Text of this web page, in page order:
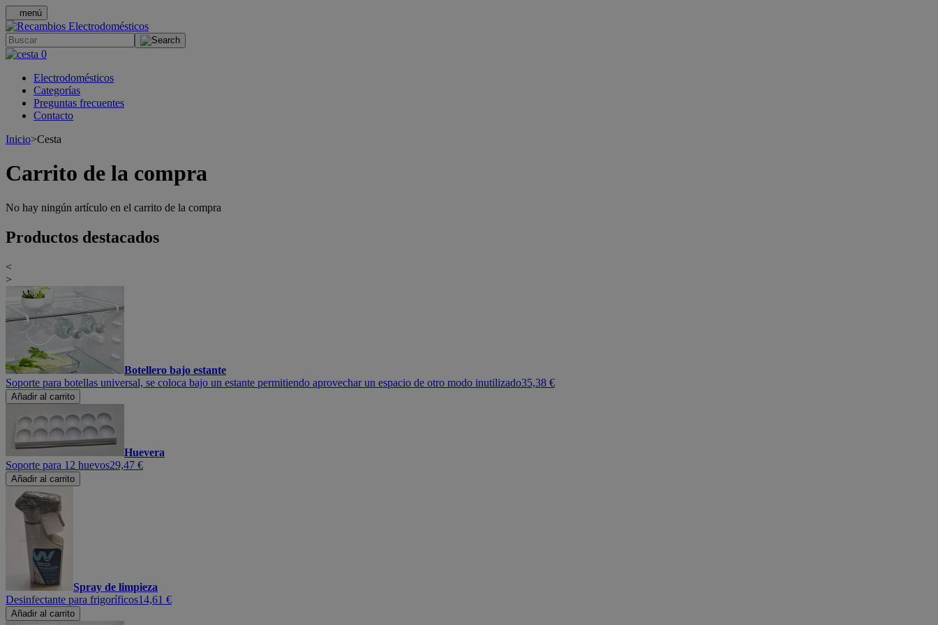
menú
0
Electrodomésticos
Categorías
Preguntas frecuentes
Contacto
Inicio>Cesta
Carrito de la compra
No hay ningún artículo en el carrito de la compra
Productos destacados
<
>
Botellero bajo estante
Soporte para botellas universal, se coloca bajo un estante permitiendo aprovechar un espacio de otro modo inutilizado35,38 €
Añadir al carrito
Huevera
Soporte para 12 huevos29,47 €
Añadir al carrito
Spray de limpieza
Desinfectante para frigoríficos14,61 €
Añadir al carrito